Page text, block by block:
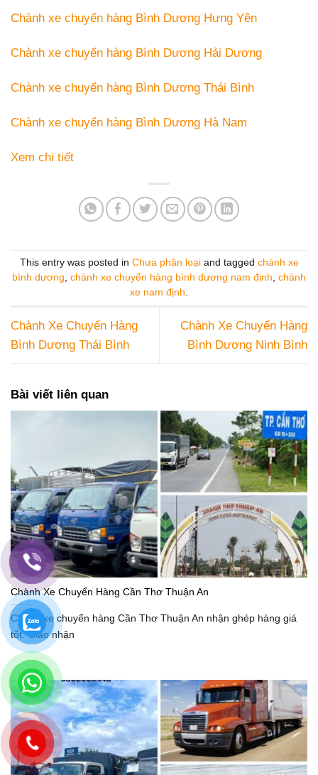
Chành xe chuyển hàng Bình Dương Hưng Yên
Chành xe chuyển hàng Bình Dương Hải Dương
Chành xe chuyển hàng Bình Dương Thái Bình
Chành xe chuyển hàng Bình Dương Hà Nam
Xem chi tiết
This entry was posted in Chưa phân loạiand tagged chành xe
bình dương, chành xe chuyển hàng bình dương nam định, chành
xe nam định.
Chành Xe Chuyển Hàng
Bình Dương Thái Bình
Chành Xe Chuyển Hàng
Bình Dương Ninh Bình
Bài viết liên quan
Chành Xe Chuyển Hàng Cần Thơ Thuận An
Chành xe chuyển hàng Cần Thơ Thuận An nhận ghép hàng giá
tốt. Giao nhận